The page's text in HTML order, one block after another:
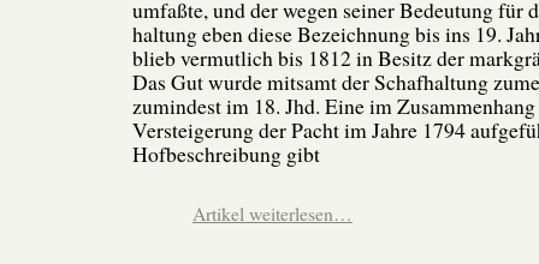
umfaßte, und der wegen seiner Bedeutung für
haltung eben diese Bezeichnung bis ins 19.
blieb vermutlich bis 1812 in Besitz der
Das Gut wurde mitsamt der Schafhaltung
zumindest im 18. Jhd. Eine im
Versteigerung der Pacht im Jahre 1794
Hofbeschreibung gibt
Artikel weiterlesen…